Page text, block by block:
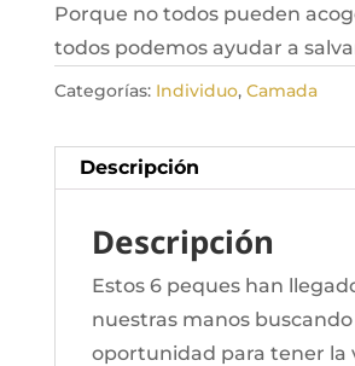
Porque no todos pueden
todos podemos ayudar a
Categorías: Individuo, Camada
Descripción
Descripción
Estos 6 peques han
nuestras manos
oportunidad para tener la